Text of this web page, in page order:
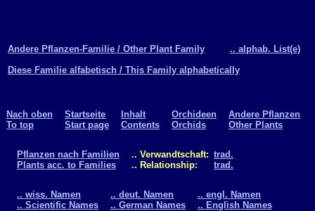
Andere Pflanzen-Familie / Other Plant Family
.. alphab. List(e)
Diese Familie alfabetisch / This Family alphabetically
Nach oben
To top
Startseite
Start page
Inhalt
Contents
Orchideen
Orchids
Andere Pflanzen
Other Plants
Pflanzen nach Familien
Plants acc. to Families
.. Verwandtschaft:
.. Relationship:
trad.
trad.
.. wiss. Namen
.. Scientific Names
.. deut. Namen
.. German Names
.. engl. Namen
.. English Names